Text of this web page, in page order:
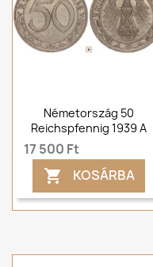
Németország 50
Reichspfennig 1939 A
17 500 Ft
 KOSÁRBA